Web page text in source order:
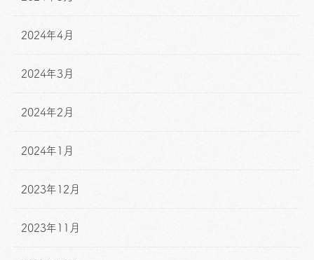
2024年4月
2024年3月
2024年2月
2024年1月
2023年12月
2023年11月